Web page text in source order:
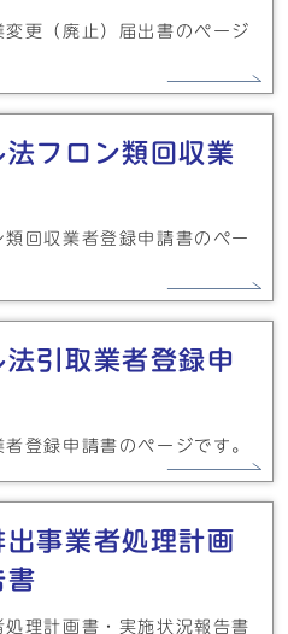
更（廃止）届出書のページ
フロン類回収業
回収業者登録申請書のペー
引取業者登録申
登録申請書のページです。
事業者処理計画
書
理計画書・実施状況報告書